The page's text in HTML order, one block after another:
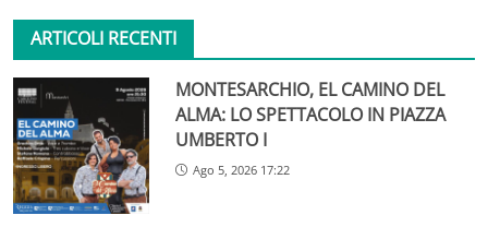
ARTICOLI RECENTI
MONTESARCHIO, EL CAMINO DEL
ALMA: LO SPETTACOLO IN PIAZZA
UMBERTO I
Ago 5, 2026 17:22